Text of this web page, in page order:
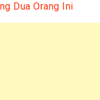
Dua Orang Ini